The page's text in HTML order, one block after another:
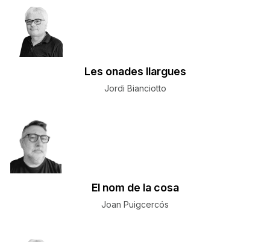
Les onades llargues
Jordi Bianciotto
El nom de la cosa
Joan Puigcercós